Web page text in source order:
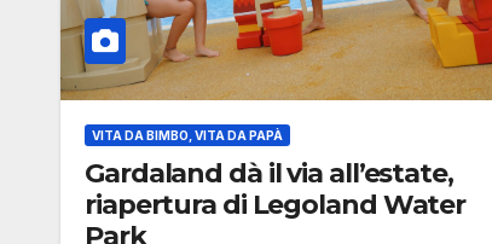
VITA DA BIMBO, VITA DA PAPÀ
Gardaland dà il via all’estate,
riapertura di Legoland Water
Park